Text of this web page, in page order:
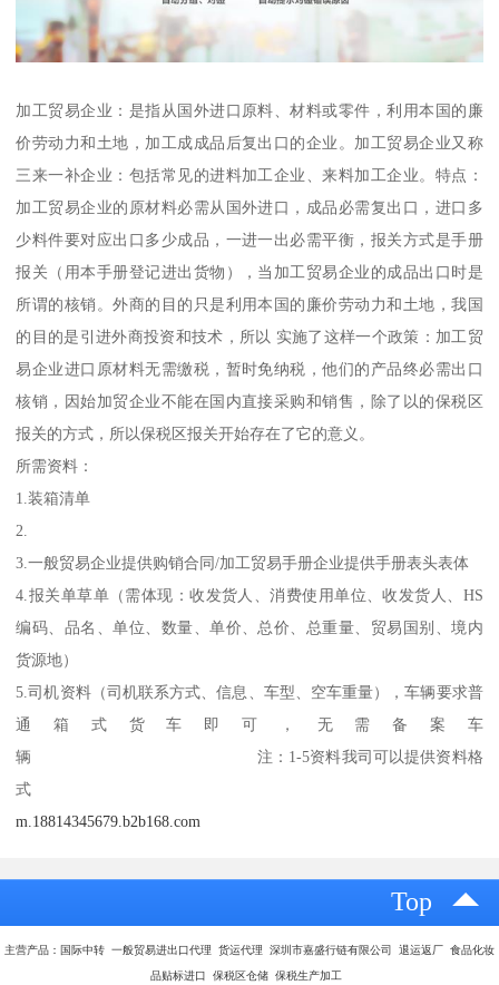
加工贸易企业：是指从国外进口原料、材料或零件，利用本国的廉
价劳动力和土地，加工成成品后复出口的企业。加工贸易企业又称
三来一补企业：包括常见的进料加工企业、来料加工企业。特点：
加工贸易企业的原材料必需从国外进口，成品必需复出口，进口多
少料件要对应出口多少成品，一进一出必需平衡，报关方式是手册
报关（用本手册登记进出货物），当加工贸易企业的成品出口时是
所谓的核销。外商的目的只是利用本国的廉价劳动力和土地，我国
的目的是引进外商投资和技术，所以 实施了这样一个政策：加工贸
易企业进口原材料无需缴税，暂时免纳税，他们的产品终必需出口
核销，因始加贸企业不能在国内直接采购和销售，除了以的保税区
报关的方式，所以保税区报关开始存在了它的意义。
所需资料：
1.装箱清单
2.
3.一般贸易企业提供购销合同/加工贸易手册企业提供手册表头表体
4.报关单草单（需体现：收发货人、消费使用单位、收发货人、HS
编码、品名、单位、数量、单价、总价、总重量、贸易国别、境内
货源地）
5.司机资料（司机联系方式、信息、车型、空车重量），车辆要求普
通箱式货车即可，无需备案车
辆 注：1-5资料我司可以提供资料格
式
m.18814345679.b2b168.com
Top
主营产品：国际中转 一般贸易进出口代理 货运代理 深圳市嘉盛行链有限公司 退运返厂 食品化妆
品贴标进口 保税区仓储 保税生产加工